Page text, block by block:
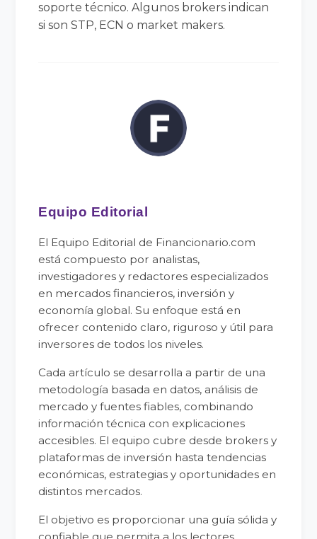
soporte técnico. Algunos brokers indican
si son STP, ECN o market makers.
Equipo Editorial
El Equipo Editorial de Financionario.com
está compuesto por analistas,
investigadores y redactores especializados
en mercados financieros, inversión y
economía global. Su enfoque está en
ofrecer contenido claro, riguroso y útil para
inversores de todos los niveles.
Cada artículo se desarrolla a partir de una
metodología basada en datos, análisis de
mercado y fuentes fiables, combinando
información técnica con explicaciones
accesibles. El equipo cubre desde brokers y
plataformas de inversión hasta tendencias
económicas, estrategias y oportunidades en
distintos mercados.
El objetivo es proporcionar una guía sólida y